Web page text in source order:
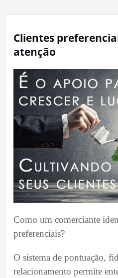
Clientes
atenção
Como um comerciante
preferenciais?
O sistema de pontuação,
relacionamento permite